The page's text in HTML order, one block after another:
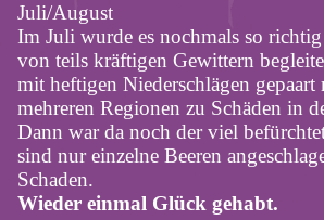
Juli/August
Im Juli wurde es nochmals so
von teils kräftigen Gewittern
mit heftigen Niederschlägen
mehreren Regionen zu Schäden in
Dann war da noch der viel
sind nur einzelne Beeren
Schaden.
Wieder einmal Glück gehabt.